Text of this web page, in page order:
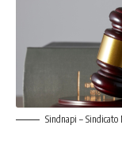
Sindnapi – Sindicato